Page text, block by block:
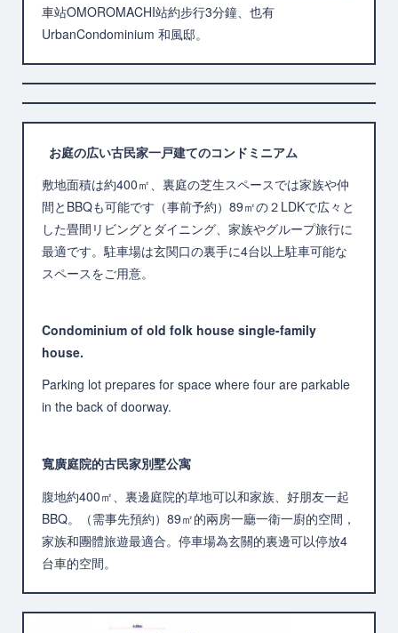
車站OMOROMACHI站約步行3分鐘、也有
UrbanCondominium 和風邸。
お庭の広い古民家一戸建てのコンドミニアム
敷地面積は約400㎡、裏庭の芝生スペースでは家族や仲
間とBBQも可能です（事前予約）89㎡の２LDKで広々と
した畳間リビングとダイニング、家族やグループ旅行に
最適です。駐車場は玄関口の裏手に4台以上駐車可能な
スペースをご用意。
Condominium of old folk house single-family
house.
Parking lot prepares for space where four are parkable
in the back of doorway.
寬廣庭院的古民家別墅公寓
腹地約400㎡、裏邊庭院的草地可以和家族、好朋友一起
BBQ。（需事先預約）89㎡的兩房一廳一衛一廚的空間，
家族和團體旅遊最適合。停車場為玄關的裏邊可以停放4
台車的空間。